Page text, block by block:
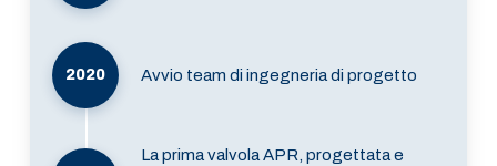
2020 Avvio team di ingegneria di progetto
La prima valvola APR, progettata e